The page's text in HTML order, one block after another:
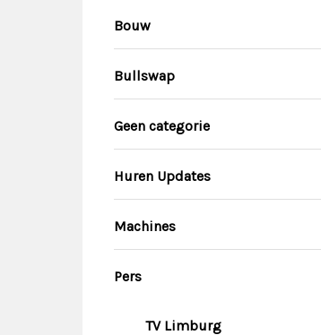
Bouw
Bullswap
Geen categorie
Huren Updates
Machines
Pers
TV Limburg